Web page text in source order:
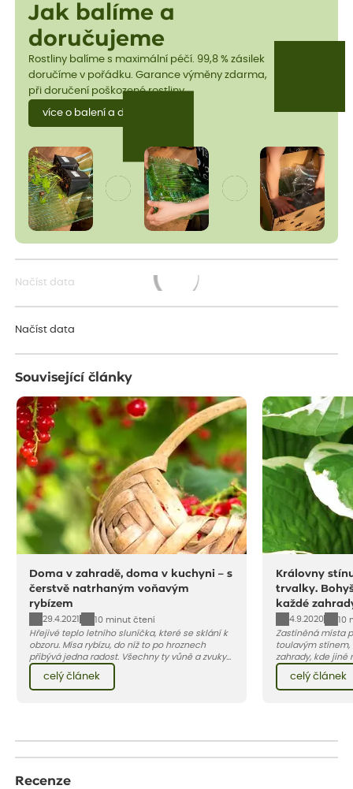
Jak balíme a
doručujeme
Rostliny balíme s maximální péčí. 99,8 % zásilek
doručíme v pořádku. Garance výměny zdarma,
při doručení poškozené rostliny.
více o balení a dopravě
Načíst data
Načíst data
Související články
Doma v zahradě, doma v kuchyni – s
čerstvě natrhaným voňavým
rybízem
29.4.2021
10 minut čtení
Hřejivé teplo letního sluníčka, které se sklání k
obzoru. Mísa rybízu, do níž to po hroznech
přibývá jedna radost. Všechny ty vůně a zvuky
vnese neuvěřitelný klid a radost. A taky trochu
bezstarostnosti dětství při mlsání babiččina
celý článek
Královny
trvalky.
každé
4.9.2020
10
Zastíněná místa
toulavým stínem,
zahrady, kde jiné
doporučíme dvě
okrasných
celý článek
Recenze